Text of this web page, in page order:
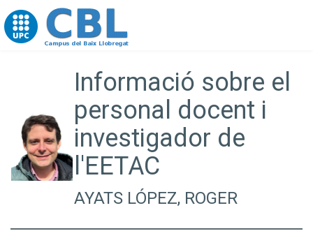
Go to upc.edu
Informació sobre el
personal docent i
investigador de
l'EETAC
AYATS LÓPEZ, ROGER